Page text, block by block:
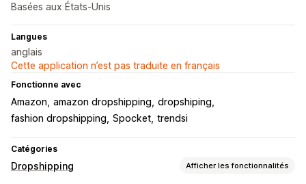
Basées aux États-Unis
Langues
anglais
Cette application n’est pas traduite en français
Fonctionne avec
Amazon amazon dropshipping dropshiping
fashion dropshipping Spocket trendsi
Catégories
Dropshipping Afficher les fonctionnalités